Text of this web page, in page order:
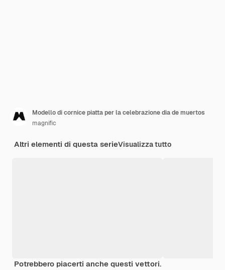
Modello di cornice piatta per la celebrazione dia de muertos
magnific
Altri elementi di questa serieVisualizza tutto
Potrebbero piacerti anche questi vettori.